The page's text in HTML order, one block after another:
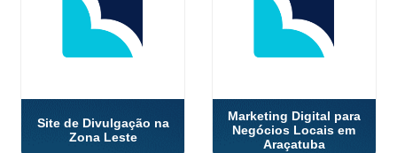
Site de Divulgação na
Zona Leste
Marketing Digital para
Negócios Locais em
Araçatuba